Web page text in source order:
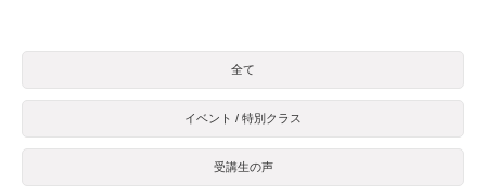
全て
イベント / 特別クラス
受講生の声